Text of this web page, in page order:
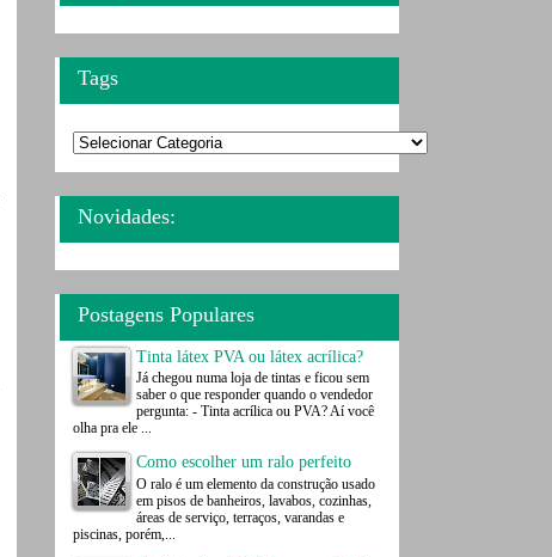
Tags
Novidades:
Postagens Populares
Tinta látex PVA ou látex acrílica?
Já chegou numa loja de tintas e ficou sem
saber o que responder quando o vendedor
pergunta: - Tinta acrílica ou PVA? Aí você
olha pra ele ...
Como escolher um ralo perfeito
O ralo é um elemento da construção usado
em pisos de banheiros, lavabos, cozinhas,
áreas de serviço, terraços, varandas e
piscinas, porém,...